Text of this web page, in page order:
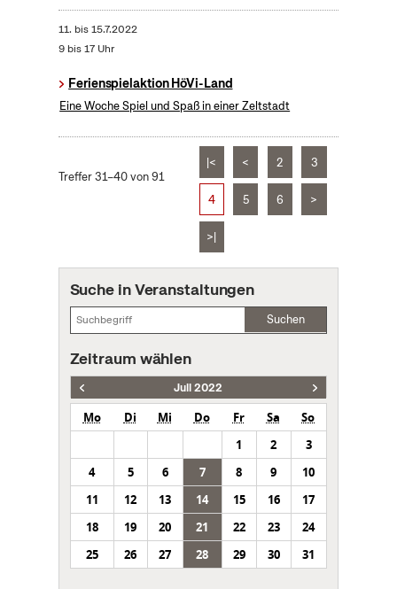
11. bis15.7.2022
9 bis 17 Uhr
Ferienspielaktion HöVi-Land
Eine Woche Spiel und Spaß in einer Zeltstadt
Treffer 31–40 von 91
|< < 2 3
4 5 6 >
>|
Suche in Veranstaltungen
Suchen
Zeitraum wählen
Juli 2022
Mo Di Mi Do Fr Sa
So
1
2
3
4
5 6 7 8 9
10
11
12 13 14 15 16
17
18
19 20 21 22 23
24
25
26 27 28 29 30 31